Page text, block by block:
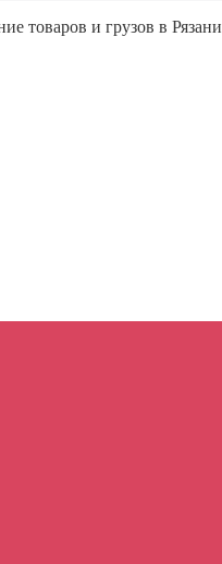
товаров и грузов в Рязани